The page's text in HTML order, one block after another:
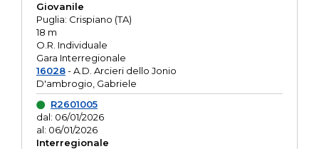
Giovanile
Puglia: Crispiano (TA)
18 m
O.R. Individuale
Gara Interregionale
16028- A.D. Arcieri dello Jonio
D'ambrogio, Gabriele
R2601005
dal: 06/01/2026
al: 06/01/2026
Interregionale